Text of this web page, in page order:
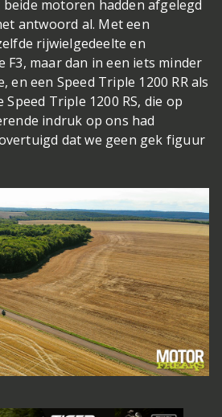
motoren hadden afgelegd
antwoord al. Met een
rijwielgedeelte en
F3, maar dan in een iets minder
een Speed Triple 1200 RR als
Triple 1200 RS, die op
indruk op ons had
dat we geen gek figuur